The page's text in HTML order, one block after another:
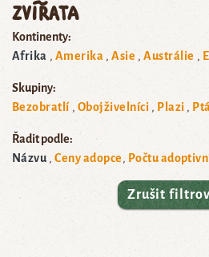
Zvířata
Kontinenty:
Afrika
Amerika Asie Austrálie
Skupiny:
Bezobratlí
Obojživelníci Plazi
Řadit podle:
Názvu
Ceny adopce Počtu
Zrušit